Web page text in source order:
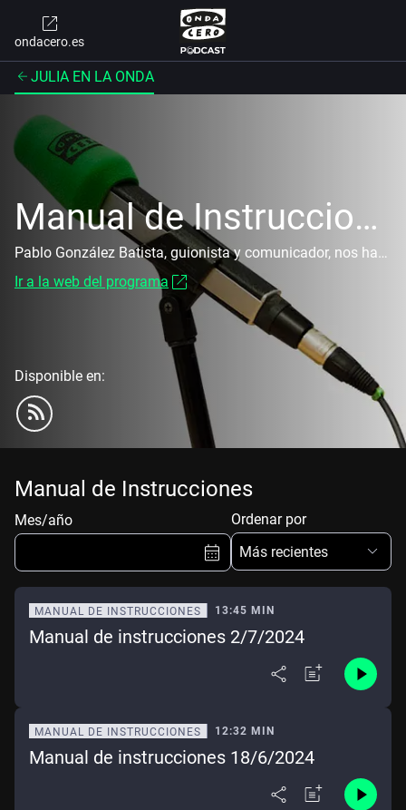
ondacero.es
JULIA EN LA ONDA
Manual de Instrucciones
Pablo González Batista, guionista y comunicador, nos hará un manual de instrucciones para la vida.
Ir a la web del programa
Disponible en:
Manual de Instrucciones
Mes/año
Sep Oct Nov Dic
Ordenar por
Más recientes
MANUAL DE INSTRUCCIONES 13:45 MIN
Manual de instrucciones 2/7/2024
MANUAL DE INSTRUCCIONES 12:32 MIN
Manual de instrucciones 18/6/2024